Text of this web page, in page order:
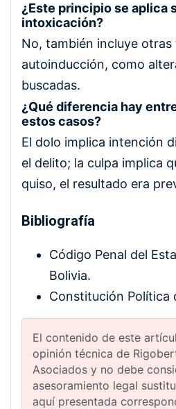
¿Este principio se aplica
intoxicación?
No, también incluye otras
autoinducción, como
buscadas.
¿Qué diferencia hay
estos casos?
El dolo implica intención
el delito; la culpa implica
quiso, el resultado era
Bibliografía
Código Penal del
Bolivia.
Constitución Política
El contenido de este
opinión técnica de
Asociados y no debe
asesoramiento legal
aquí presentada